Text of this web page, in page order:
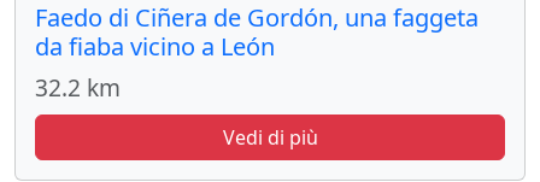
Faedo di Ciñera de Gordón, una faggeta
da fiaba vicino a León
32.2 km
Vedi di più